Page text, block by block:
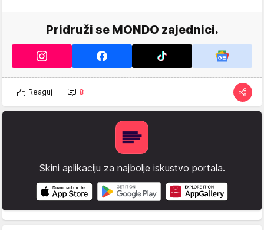
Pridruži se MONDO zajednici.
Reaguj 8
Skini aplikaciju za najbolje iskustvo portala.